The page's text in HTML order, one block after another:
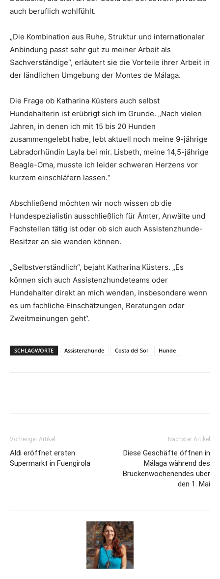
auch beruflich wohlfühlt.
„Die Kombination aus Ruhe, Struktur und internationaler
Anbindung passt sehr gut zu meiner Arbeit als
Sachverständige“, erläutert sie die Vorteile ihrer Arbeit in
der ländlichen Umgebung der Montes de Málaga.
Die Frage ob Katharina Küsters auch selbst
Hundehalterin ist erübrigt sich im Grunde. „Nach vielen
Jahren, in denen ich mit 15 bis 20 Hunden
zusammengelebt habe, lebt aktuell noch meine 9-jährige
Labradorhündin Layla bei mir. Lisbeth, meine 14,5-jährige
Beagle-Oma, musste ich leider schweren Herzens vor
kurzem einschläfern lassen.“
Abschließend möchten wir noch wissen ob die
Hundespezialistin ausschließlich für Ämter, Anwälte und
Fachstellen tätig ist oder ob sich auch Assistenzhunde-
Besitzer an sie wenden können.
„Selbstverständlich“, bejaht Katharina Küsters. „Es
können sich auch Assistenzhundeteams oder
Hundehalter direkt an mich wenden, insbesondere wenn
es um fachliche Einschätzungen, Beratungen oder
Zweitmeinungen geht“.
SCHLAGWORTE Assistenzhunde Costa del Sol Hunde
Vorheriger Artikel
Aldi eröffnet ersten
Supermarkt in Fuengirola
Nächster Artikel
Diese Geschäfte öffnen in
Málaga während des
Brückenwochenendes über
den 1. Mai